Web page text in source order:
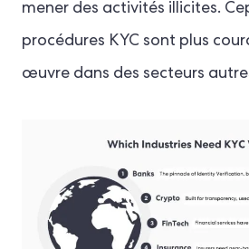
mener des activités illicites.
procédures KYC sont plus
œuvre dans des secteurs